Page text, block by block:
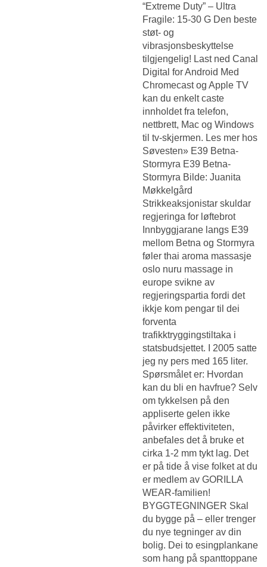
“Extreme Duty” – Ultra
Fragile: 15-30 G Den beste
støt- og
vibrasjonsbeskyttelse
tilgjengelig! Last ned Canal
Digital for Android Med
Chromecast og Apple TV
kan du enkelt caste
innholdet fra telefon,
nettbrett, Mac og Windows
til tv-skjermen. Les mer hos
Søvesten» E39 Betna-
Stormyra E39 Betna-
Stormyra Bilde: Juanita
Møkkelgård
Strikkeaksjonistar skuldar
regjeringa for løftebrot
Innbyggjarane langs E39
mellom Betna og Stormyra
føler thai aroma massasje
oslo nuru massage in
europe svikne av
regjeringspartia fordi det
ikkje kom pengar til dei
forventa
trafikktryggingstiltaka i
statsbudsjettet. I 2005 satte
jeg ny pers med 165 liter.
Spørsmålet er: Hvordan
kan du bli en havfrue? Selv
om tykkelsen på den
appliserte gelen ikke
påvirker effektiviteten,
anbefales det å bruke et
cirka 1-2 mm tykt lag. Det
er på tide å vise folket at du
er medlem av GORILLA
WEAR-familien!
BYGGTEGNINGER Skal
du bygge på – eller trenger
du nye tegninger av din
bolig. Dei to esingplankane
som hang på spanttoppane